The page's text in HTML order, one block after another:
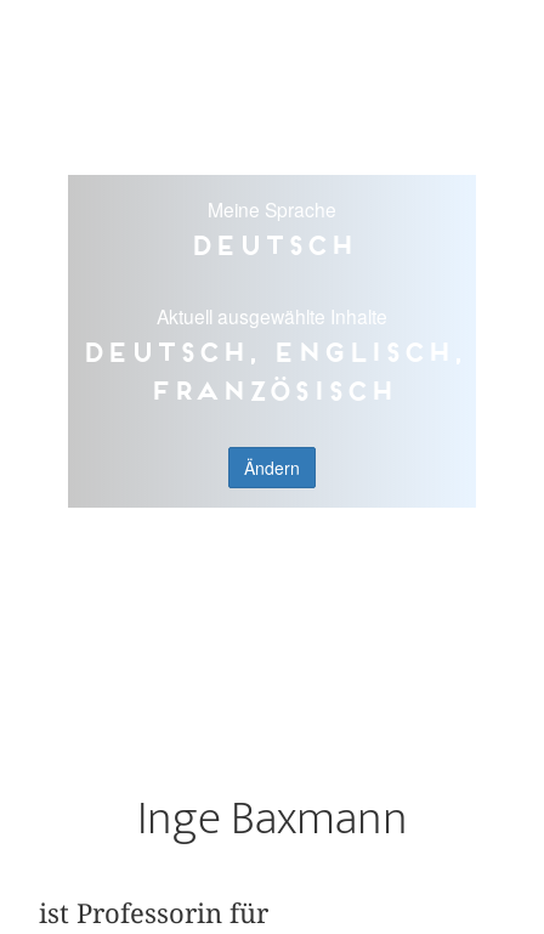
Meine Sprache
Deutsch
Aktuell ausgewählte Inhalte
Deutsch, Englisch,
Französisch
Ändern
Inge Baxmann
ist Professorin für